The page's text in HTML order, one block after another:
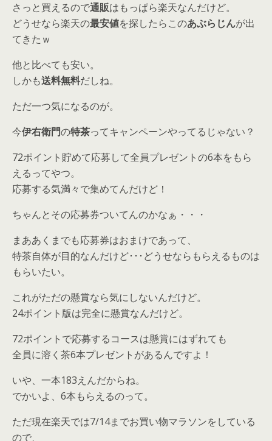
さっと買えるので通販はもっぱら楽天なんだけど。
どうせなら楽天の最安値を探したらこのあぶらじんが出
てきたｗ
他と比べても安い。
しかも送料無料だしね。
ただ一つ気になるのが。
今伊右衛門の特茶ってキャンペーンやってるじゃない？
72ポイント貯めて応募して全員プレゼントの6本をもら
えるってやつ。
応募する気満々で集めてんだけど！
ちゃんとその応募券ついてんのかなぁ・・・
まああくまでも応募券はおまけであって、
特茶自体が目的なんだけど･･･どうせならもらえるものは
もらいたい。
これがただの懸賞なら気にしないんだけど。
24ポイント版は完全に懸賞なんだけど。
72ポイントで応募するコースは懸賞にはずれても
全員に溶く茶6本プレゼントがあるんですよ！
いや、一本183えんだからね。
でかいよ、6本もらえるのって。
ただ現在楽天では7/14までお買い物マラソンをしている
ので、